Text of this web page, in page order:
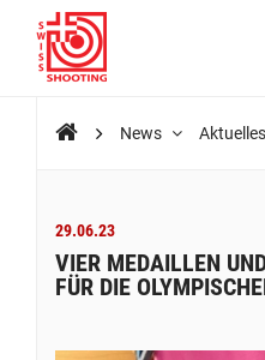
News Aktuelles
29.06.23
VIER MEDAILLEN
FÜR DIE